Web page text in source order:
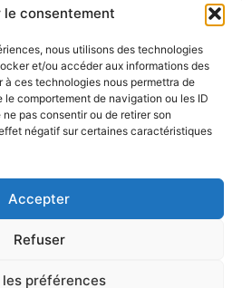
le consentement
nous utilisons des technologies
et/ou accéder aux informations des
ces technologies nous permettra de
comportement de navigation ou les ID
pas consentir ou de retirer son
négatif sur certaines caractéristiques
Accepter
Refuser
les préférences